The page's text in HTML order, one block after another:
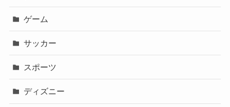
ゲーム
サッカー
スポーツ
ディズニー